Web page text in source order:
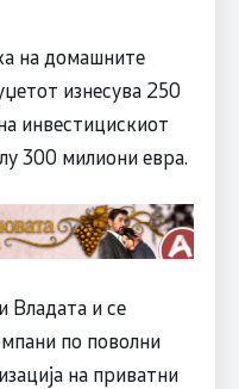
на домашните
изнесува 250
инвестицискиот
300 милиони евра.
Владата и се
по поволни
на приватни